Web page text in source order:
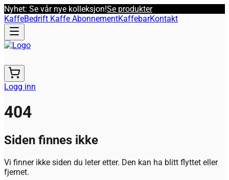
Nyhet: Se vår nye kolleksjon!Se produkter
KaffeBedrift Kaffe AbonnementKaffebarKontakt
Logg inn
404
Siden finnes ikke
Vi finner ikke siden du leter etter. Den kan ha blitt flyttet eller
fjernet.